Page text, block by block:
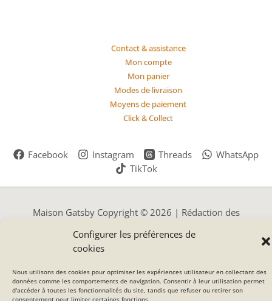
Configurer les préférences de
cookies
Nous utilisons des cookies pour optimiser les expériences utilisateur en collectant des
données comme les comportements de navigation. Consentir à leur utilisation permet
d'accéder à toutes les fonctionnalités du site, tandis que refuser ou retirer son
consentement peut limiter certaines fonctions.
Contact & assistance
Mon compte
Mon panier
Modes de livraison
Moyens de paiement
Click & Collect
Facebook Instagram Threads
WhatsApp
TikTok
Maison Gatsby Copyright © 2026 | Rédaction des
Webdesigner Jonathan Pulejo
*hors meubles, insectes et affiches d'Auvergne